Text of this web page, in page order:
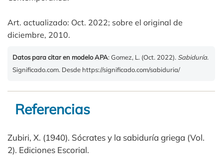
Art. actualizado: Oct. 2022; sobre el original de
diciembre, 2010.
Datos para citar en modelo APA: Gomez, L. (Oct. 2022). Sabiduría.
Significado.com. Desde https://significado.com/sabiduria/
Referencias
Zubiri, X. (1940). Sócrates y la sabiduría griega (Vol.
2). Ediciones Escorial.